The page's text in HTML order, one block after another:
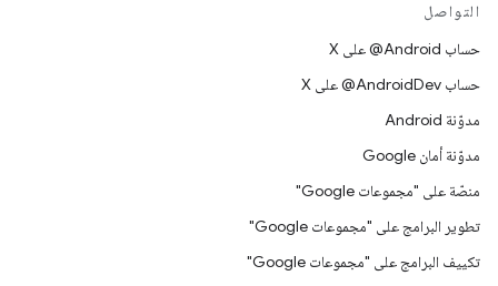
التواصل
حساب ‎@Android على X
حساب ‎@AndroidDev على X
مدوّنة Android
مدوّنة أمان Google
منصّة على "مجموعات Google"
تطوير البرامج على "مجموعات Google"
تكييف البرامج على "مجموعات Google"